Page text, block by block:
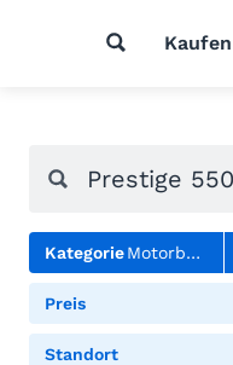
Kaufen
KategorieMotorboote
Preis
Standort